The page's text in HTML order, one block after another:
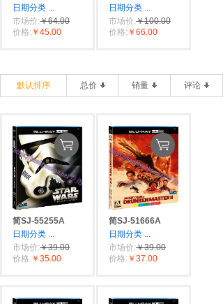
日期分类 ...
市场价:￥64.00
价格: ￥45.00
日期分类 ...
市场价:￥100.00
价格: ￥66.00
默认排序 总价 销量 评论
简SJ-55255A
日期分类 ...
市场价:￥39.00
价格: ￥35.00
简SJ-51666A
日期分类 ...
市场价:￥39.00
价格: ￥37.00